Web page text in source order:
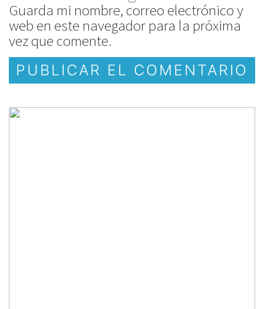
Guarda mi nombre, correo electrónico y
web en este navegador para la próxima
vez que comente.